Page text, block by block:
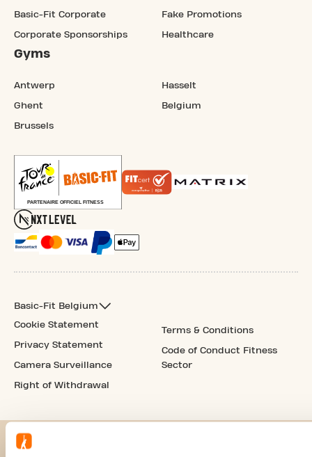
Basic-Fit Corporate
Corporate Sponsorships
Fake Promotions
Healthcare
Gyms
Antwerp
Ghent
Brussels
Hasselt
Belgium
Basic-Fit Belgium
Cookie Statement
Privacy Statement
Camera Surveillance
Right of Withdrawal
Terms & Conditions
Code of Conduct Fitness
Sector